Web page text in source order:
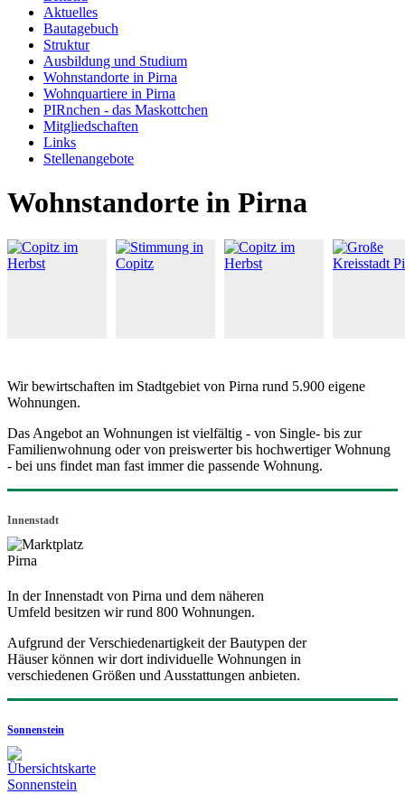
Aktuelles
Bautagebuch
Struktur
Ausbildung und Studium
Wohnstandorte in Pirna
Wohnquartiere in Pirna
PIRnchen - das Maskottchen
Mitgliedschaften
Links
Stellenangebote
Wohnstandorte in Pirna
Wir bewirtschaften im Stadtgebiet von Pirna rund 5.900 eigene
Wohnungen.
Das Angebot an Wohnungen ist vielfältig - von Single- bis zur
Familienwohnung oder von preiswerter bis hochwertiger Wohnung
- bei uns findet man fast immer die passende Wohnung.
Innenstadt
In der Innenstadt von Pirna und dem näheren
Umfeld besitzen wir rund 800 Wohnungen.
Aufgrund der Verschiedenartigkeit der Bautypen der
Häuser können wir dort individuelle Wohnungen in
verschiedenen Größen und Ausstattungen anbieten.
Sonnenstein